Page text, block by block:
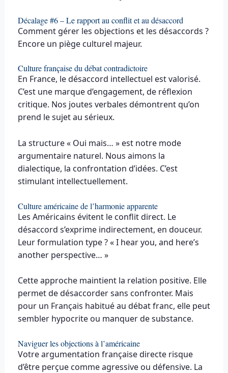
Décalage #6 – Le rapport au conflit et au désaccord
Comment gérer les objections et les désaccords ?
Encore un piège culturel majeur.
Culture française du débat contradictoire
En France, le désaccord intellectuel est valorisé.
C’est une marque d’engagement, de réflexion
critique. Nos joutes verbales démontrent qu’on
prend le sujet au sérieux.
La structure « Oui mais… » est notre mode
argumentaire naturel. Nous aimons la
dialectique, la confrontation d’idées. C’est
stimulant intellectuellement.
Culture américaine de l’harmonie apparente
Les Américains évitent le conflit direct. Le
désaccord s’exprime indirectement, en douceur.
Leur formulation type ? « I hear you, and here’s
another perspective… »
Cette approche maintient la relation positive. Elle
permet de désaccorder sans confronter. Mais
pour un Français habitué au débat franc, elle peut
sembler hypocrite ou manquer de substance.
Naviguer les objections à l’américaine
Votre argumentation française directe risque
d’être perçue comme agressive ou défensive. La